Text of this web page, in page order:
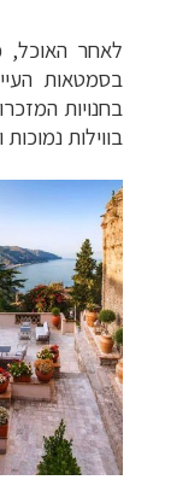
לאחר האוכל,
בסמטאות
בחנויות
בווילות